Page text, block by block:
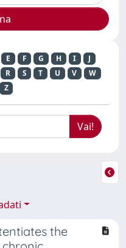
E F G H I
J
R S T U V
W
Z
the